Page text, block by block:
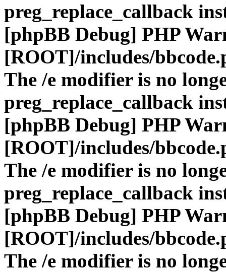
preg_replace_callback
[phpBB Debug] PHP
[ROOT]/includes/
The /e modifier is no
preg_replace_callback
[phpBB Debug] PHP
[ROOT]/includes/
The /e modifier is no
preg_replace_callback
[phpBB Debug] PHP
[ROOT]/includes/
The /e modifier is no